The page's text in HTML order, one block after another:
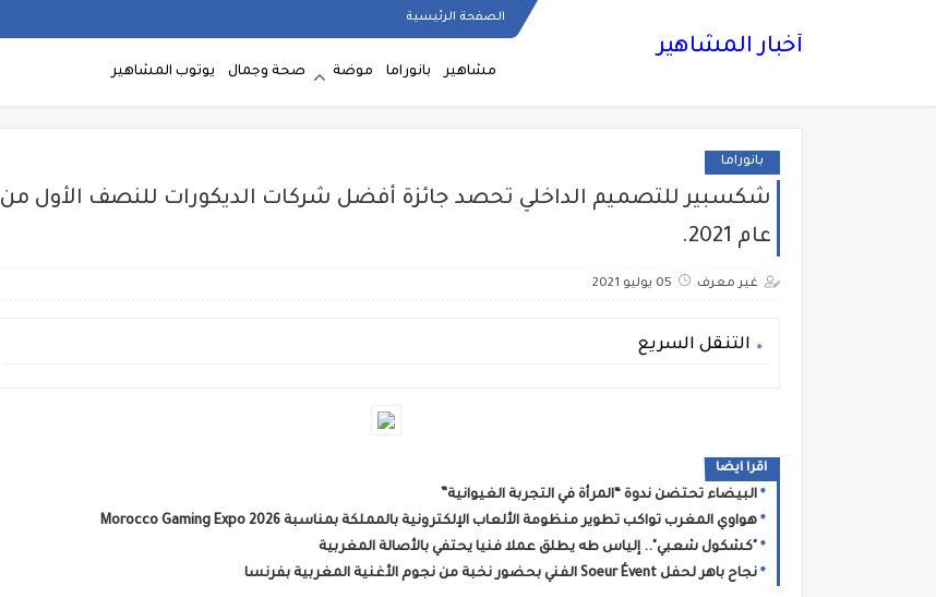
الصفحة الرئيسية
أخبار المشاهير
مشاهير بانوراما موضة صحة وجمال يوتوب المشاهير
بانوراما
شكسبير للتصميم الداخلي تحصد جائزة أفضل شركات الديكورات للنصف الأول من
عام 2021.
غير معرف 05 يوليو 2021
التنقل السريع
اقرا ايضا
البيضاء تحتضن ندوة “المرأة في التجربة الغيوانية”
هواوي المغرب تواكب تطوير منظومة الألعاب الإلكترونية بالمملكة بمناسبة Morocco Gaming Expo 2026
"كشكول شعبي".. إلياس طه يطلق عملا فنيا يحتفي بالأصالة المغربية
نجاح باهر لحفل Soeur Évent الفني بحضور نخبة من نجوم الأغنية المغربية بفرنسا